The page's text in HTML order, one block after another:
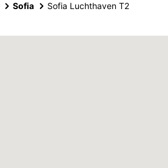
Sofia Sofia Luchthaven T2